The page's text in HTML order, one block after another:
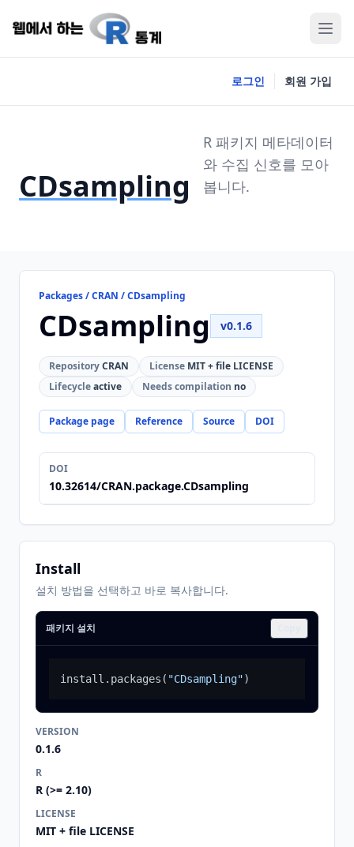
로그인 회원 가입
CDsampling
R 패키지 메타데이터
와 수집 신호를 모아
봅니다.
Packages / CRAN / CDsampling
CDsampling v0.1.6
RepositoryCRAN License MIT + file LICENSE
Lifecycleactive Needs compilation no
Package page Reference Source DOI
DOI
10.32614/CRAN.package.CDsampling
Install
설치 방법을 선택하고 바로 복사합니다.
패키지 설치
install.packages ( "CDsampling")
VERSION
0.1.6
R
R (>= 2.10)
LICENSE
MIT + file LICENSE